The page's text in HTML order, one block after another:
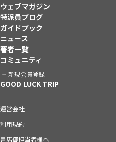
ウェブマガジン
特派員ブログ
ガイドブック
ニュース
著者一覧
コミュニティ
新規会員登録
GOOD LUCK TRIP
運営会社
利用規約
書店御担当者様へ